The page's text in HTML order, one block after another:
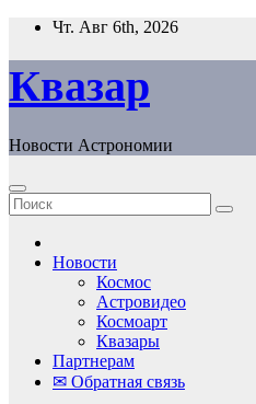
Перейти
содержанию
Чт. Авг 6th, 2026
Квазар
Новости Астрономии
Новости
Космос
Астровидео
Космоарт
Квазары
Партнерам
✉ Обратная связь